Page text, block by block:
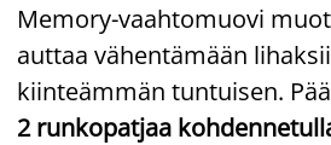
Memory-vaahtomuovi
auttaa vähentämään
kiinteämmän tuntuisen.
2 runkopatjaa